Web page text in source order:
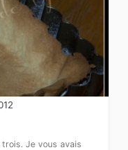
Je vous avais